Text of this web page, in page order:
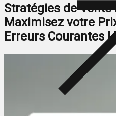
Stratégies de
Maximisez votre
Erreurs Courantes |